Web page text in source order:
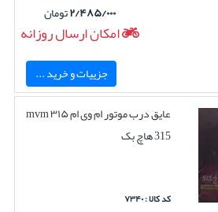
۲/۴۸۵/۰۰۰تومان
امکان ارسال روزانه
جزییات و خرید ...
عایق درب موتور ام وی ام ۳۱۵ mvm
315 هاچ بک
کد کالا : ۷۳۴۰